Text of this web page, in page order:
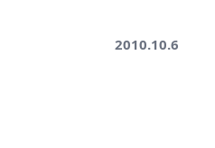
2010.10.6